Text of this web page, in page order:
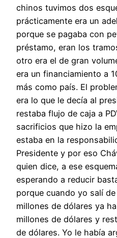
chinos tuvimos dos
prácticamente era un
porque se pagaba con
préstamo, eran los
otro era el de gran
era un financiamiento a
más como país. El
era lo que le decía al
restaba flujo de caja a
sacrificios que hizo la
estaba en la
Presidente y por eso
quien dice, a ese
esperando a reducir
porque cuando yo salí
millones de dólares ya
millones de dólares y
de dólares. Yo le había